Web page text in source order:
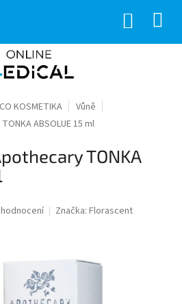
KOSMETIKA
Vůně
ABSOLUE 15 ml
TONKA
Značka: Florascent